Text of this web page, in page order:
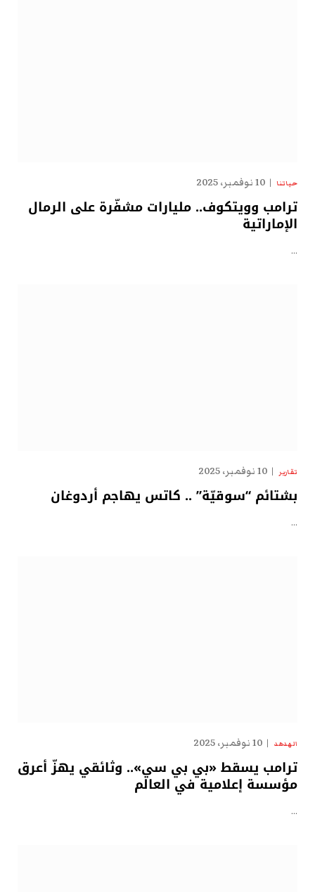
حياتنا 10 نوفمبر، 2025
ترامب وويتكوف.. مليارات مشفّرة على الرمال
الإماراتية
…
تقارير 10 نوفمبر، 2025
بشتائم “سوقيّة” .. كاتس يهاجم أردوغان
…
الهدهد 10 نوفمبر، 2025
ترامب يسقط «بي بي سي».. وثائقي يهزّ أعرق
مؤسسة إعلامية في العالم
…